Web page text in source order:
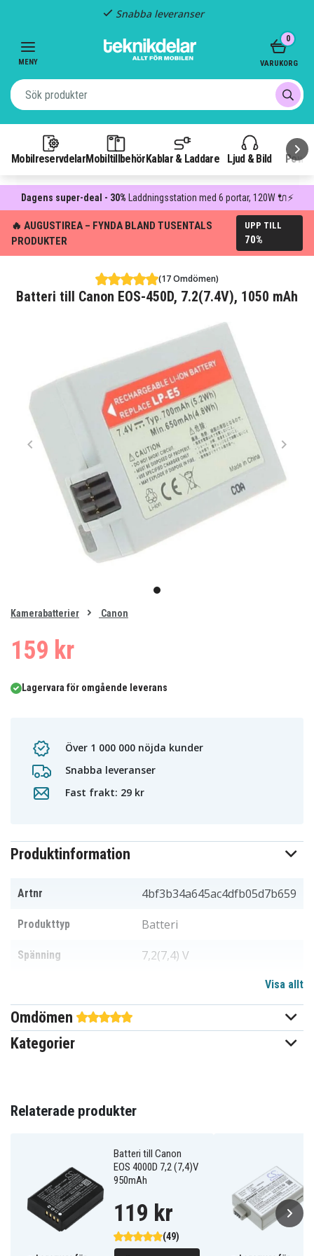
Snabba leveranser
MENY
MobilreservdelarMobiltillbehör Kablar & Laddare Ljud & Bild
0
VARUKORG
Dagens super-deal - 30% Laddningsstation med 6 portar, 120W 🔌⚡
🔥 AUGUSTIREA – FYNDA BLAND TUSENTALS
PRODUKTER
UPP TILL
70%
(17 Omdömen)
Batteri till Canon EOS-450D, 7.2(7.4V), 1050 mAh
item
of
Kamerabatterier Canon
159 kr
Lagervara för omgående leverans
Över 1 000 000 nöjda kunder
Snabba leveranser
Fast frakt: 29 kr
Produktinformation
Artnr 4bf3b34a645ac4dfb05d7b659
Produkttyp Batteri
Spänning 7,2(7,4) V
Passar varumärke
Överladdningsskydd
1050 mAh
Batteriet ersätter:
LC-E5
LP-E5
Visa allt
Omdömen
Kategorier
Relaterade produkter
Batteri till Canon
EOS 4000D 7,2 (7,4)V
950mAh
(49)
119 kr